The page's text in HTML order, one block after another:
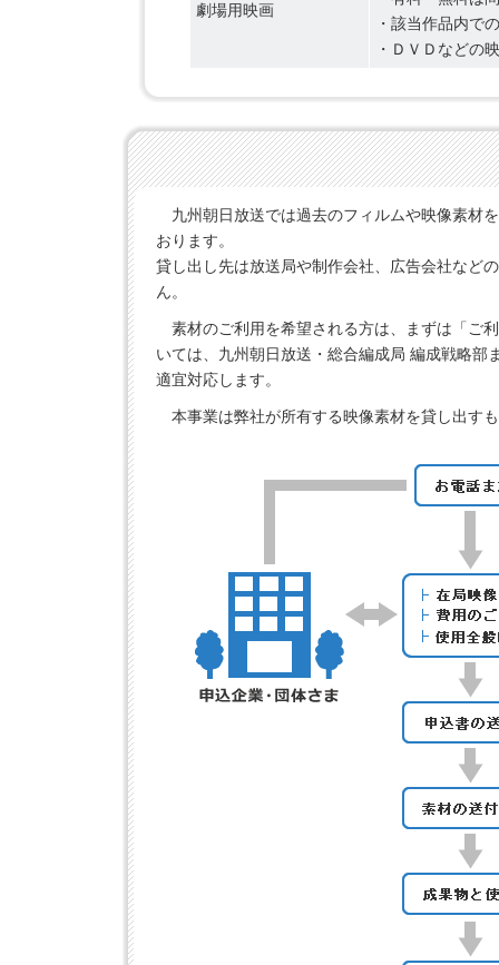
劇場用映画
・該当作品内で
・ＤＶＤなどの
九州朝日放送では過去のフィルムや映像素材
おります。
貸し出し先は放送局や制作会社、広告会社など
ん。
素材のご利用を希望される方は、まずは「ご
いては、九州朝日放送・総合編成局 編成戦略部
適宜対応します。
本事業は弊社が所有する映像素材を貸し出す